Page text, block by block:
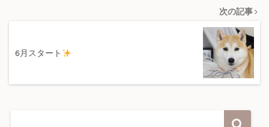
次の記事
6月スタート